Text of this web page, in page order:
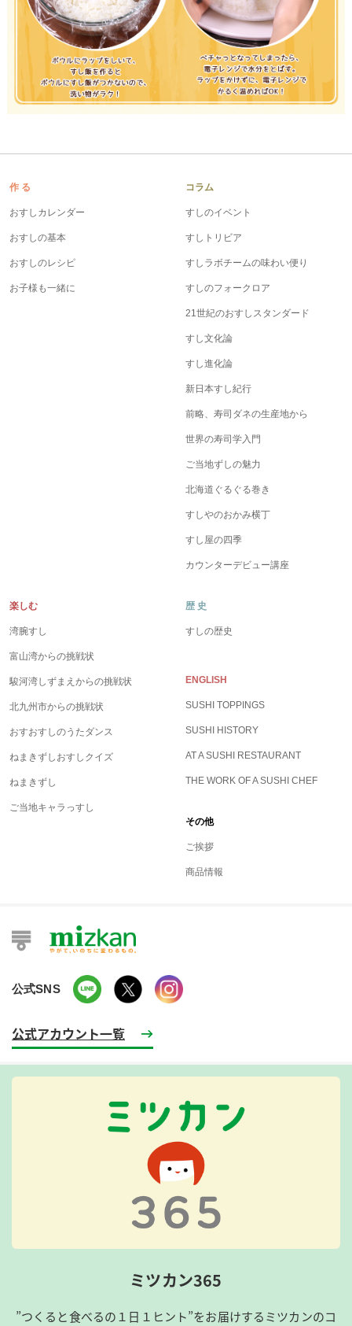
作 る
おすしカレンダー
おすしの基本
おすしのレシピ
お子様も一緒に
コラム
すしのイベント
すしトリビア
すしラボチームの味わい便り
すしのフォークロア
21世紀のおすしスタンダード
すし文化論
すし進化論
新日本すし紀行
前略、寿司ダネの生産地から
世界の寿司学入門
ご当地ずしの魅力
北海道ぐるぐる巻き
すしやのおかみ横丁
すし屋の四季
カウンターデビュー講座
楽しむ
湾腕すし
富山湾からの挑戦状
駿河湾しずまえからの挑戦状
北九州市からの挑戦状
おすおすしのうたダンス
ねまきずしおすしクイズ
ねまきずし
ご当地キャラっすし
歴 史
すしの歴史
ENGLISH
SUSHI TOPPINGS
SUSHI HISTORY
AT A SUSHI RESTAURANT
THE WORK OF A SUSHI CHEF
その他
ご挨拶
商品情報
公式SNS
公式アカウント一覧
ミツカン365
”つくると食べるの１日１ヒント”をお届けするミツカンのコ